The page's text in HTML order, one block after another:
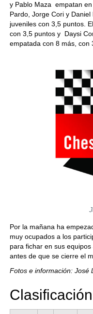
y Pablo Maza empatan
Pardo, Jorge Cori y
juveniles con 3,5 puntos.
con 3,5 puntos y Daysi
empatada con 8 más, con
Por la mañana ha
muy ocupados a los
para fichar en sus
antes de que se cierre el
Fotos e información: José